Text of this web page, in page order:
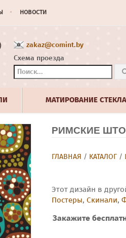
НОВОСТИ
zakaz@comint.by
Схема проезда
МАТИРОВАНИЕ СТЕКЛА
РИМСКИЕ
ГЛАВНАЯ / КАТАЛОГ /
Этот дизайн в
Постеры, Скинали,
Закажите